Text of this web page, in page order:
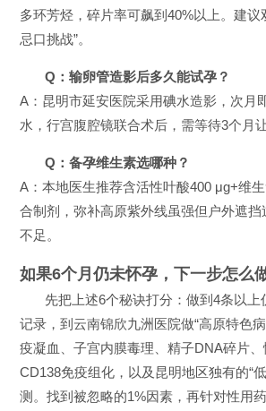
多环芳烃，碎片率可飙到40%以上。建议
忌口挑战”。
Q：输卵管造影后多久能试孕？
A：昆明市延安医院采用碘水造影，次月
水，行宫腹腔镜联合术后，需等待3个月
Q：备孕维生素选哪种？
A：本地医生推荐含活性叶酸400 μg+维
合制剂，弥补高原紫外线虽强但户外遮
不足。
如果6个月仍未怀孕，下一步怎么
先把上述6个秘诀打分：做到4条以上
记录，到云南锦欣九洲医院做“高原特色
疫凝血、子宫内膜毒理、精子DNA碎片
CD138免疫组化，以及昆明地区独有的“
测。找到被忽略的1%因素，再针对性用